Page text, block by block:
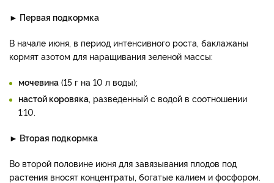
► Первая подкормка
В начале июня, в период интенсивного роста, баклажаны
кормят азотом для наращивания зеленой массы:
мочевина (15 г на 10 л воды);
настой коровяка, разведенный с водой в соотношении
1:10.
► Вторая подкормка
Во второй половине июня для завязывания плодов под
растения вносят концентраты, богатые калием и фосфором.